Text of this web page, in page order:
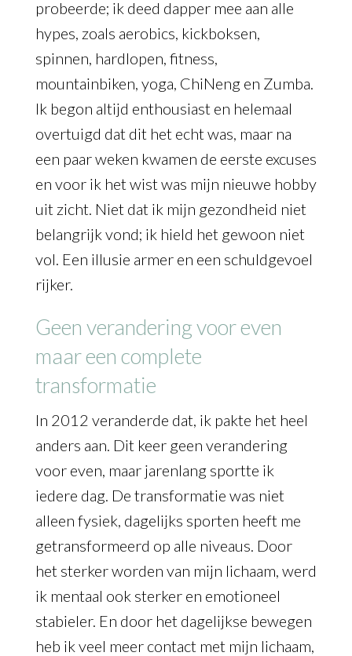
probeerde; ik deed dapper mee aan alle
hypes, zoals aerobics, kickboksen,
spinnen, hardlopen, fitness,
mountainbiken, yoga, ChiNeng en Zumba.
Ik begon altijd enthousiast en helemaal
overtuigd dat dit het echt was, maar na
een paar weken kwamen de eerste excuses
en voor ik het wist was mijn nieuwe hobby
uit zicht. Niet dat ik mijn gezondheid niet
belangrijk vond; ik hield het gewoon niet
vol. Een illusie armer en een schuldgevoel
rijker.
Geen verandering voor even
maar een complete
transformatie
In 2012 veranderde dat, ik pakte het heel
anders aan. Dit keer geen verandering
voor even, maar jarenlang sportte ik
iedere dag. De transformatie was niet
alleen fysiek, dagelijks sporten heeft me
getransformeerd op alle niveaus. Door
het sterker worden van mijn lichaam, werd
ik mentaal ook sterker en emotioneel
stabieler. En door het dagelijkse bewegen
heb ik veel meer contact met mijn lichaam,